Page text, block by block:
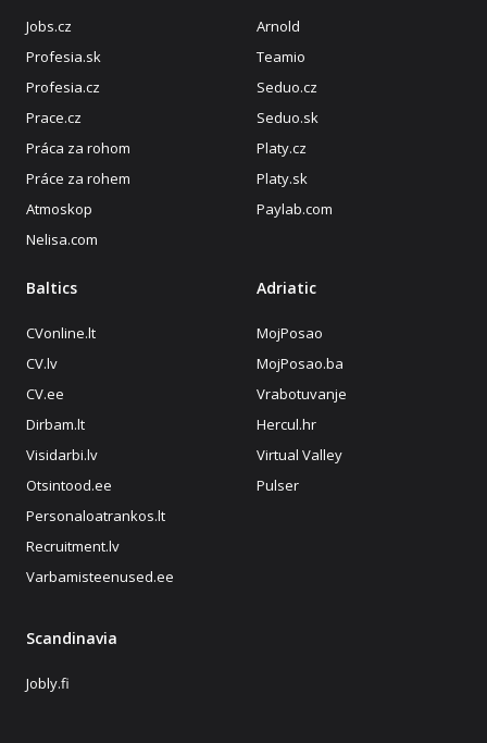
Jobs.cz
Profesia.sk
Profesia.cz
Prace.cz
Práca za rohom
Práce za rohem
Atmoskop
Nelisa.com
Arnold
Teamio
Seduo.cz
Seduo.sk
Platy.cz
Platy.sk
Paylab.com
Baltics
CVonline.lt
CV.lv
CV.ee
Dirbam.lt
Visidarbi.lv
Otsintood.ee
Personaloatrankos.lt
Recruitment.lv
Varbamisteenused.ee
Adriatic
MojPosao
MojPosao.ba
Vrabotuvanje
Hercul.hr
Virtual Valley
Pulser
Scandinavia
Jobly.fi